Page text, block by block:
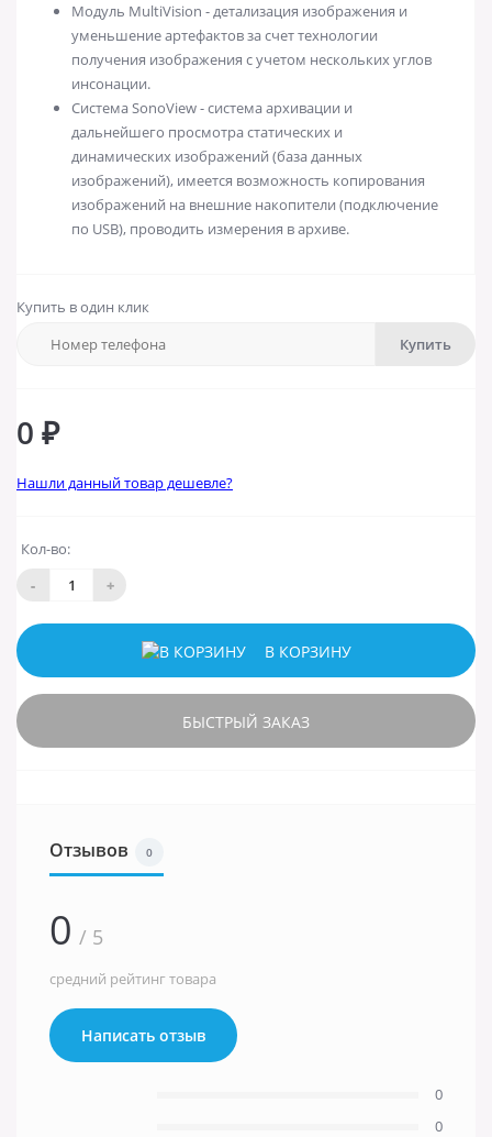
Модуль MultiVision - детализация изображения и
уменьшение артефактов за счет технологии
получения изображения с учетом нескольких углов
инсонации.
Система SonoView - система архивации и
дальнейшего просмотра статических и
динамических изображений (база данных
изображений), имеется возможность копирования
изображений на внешние накопители (подключение
по USB), проводить измерения в архиве.
Купить в один клик
Купить
0 ₽
Нашли данный товар дешевле?
Кол-во:
-
+
В КОРЗИНУ
БЫСТРЫЙ ЗАКАЗ
Отзывов 0
0 / 5
средний рейтинг товара
Написать отзыв
0
0